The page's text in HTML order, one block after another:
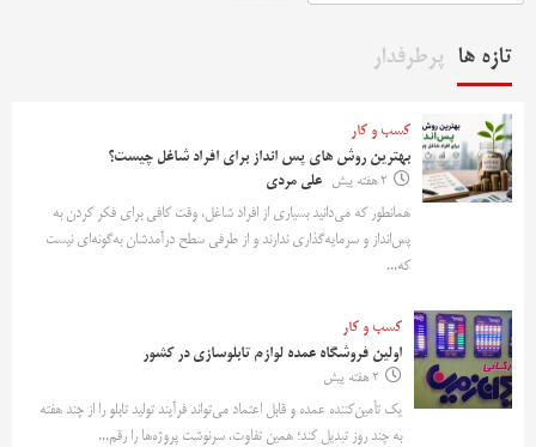
تازه ها پرطرفدار
کسب و کار
بهترین روش‌ های پس‌ انداز برای افراد شاغل چیست؟
2 هفته پیش
علی مردی
همانطور که می‌دانید بسیاری از افراد شاغل، وقت کافی برای فکر کردن به
پس‌انداز و سرمایه‌گذاری ندارند و از طرفی سطح درآمدشان به‌گونه‌ای نیست
که...
کسب و کار
اولین فروشگاه عمده لوازم تابلوسازی در کشور
2 هفته پیش
یک تأمین‌کننده عمده و قابل اعتماد می‌تواند فرآیند تولید تابلو را از چند هفته
به چند روز تبدیل کند؛ همین تفاوت، سرنوشت پروژه‌ها را رقم...